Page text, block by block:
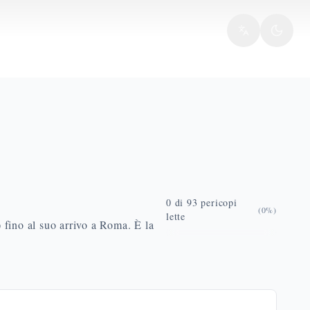
al suo arrivo a Roma. È la
0 di 93 pericopi
lette
(0%)